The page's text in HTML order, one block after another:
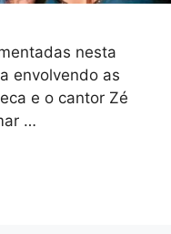
nesta
envolvendo as
e o cantor Zé
…